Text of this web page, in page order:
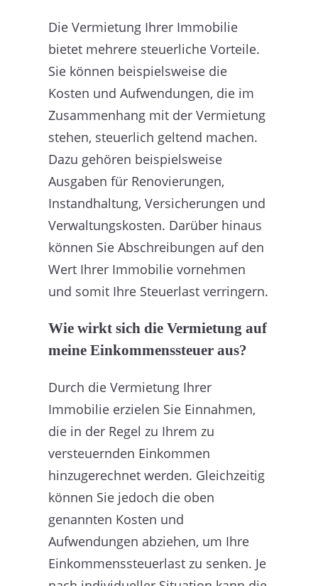
Die Vermietung Ihrer Immobilie
bietet mehrere steuerliche Vorteile.
Sie können beispielsweise die
Kosten und Aufwendungen, die im
Zusammenhang mit der Vermietung
stehen, steuerlich geltend machen.
Dazu gehören beispielsweise
Ausgaben für Renovierungen,
Instandhaltung, Versicherungen und
Verwaltungskosten. Darüber hinaus
können Sie Abschreibungen auf den
Wert Ihrer Immobilie vornehmen
und somit Ihre Steuerlast verringern.
Wie wirkt sich die Vermietung auf
meine Einkommenssteuer aus?
Durch die Vermietung Ihrer
Immobilie erzielen Sie Einnahmen,
die in der Regel zu Ihrem zu
versteuernden Einkommen
hinzugerechnet werden. Gleichzeitig
können Sie jedoch die oben
genannten Kosten und
Aufwendungen abziehen, um Ihre
Einkommenssteuerlast zu senken. Je